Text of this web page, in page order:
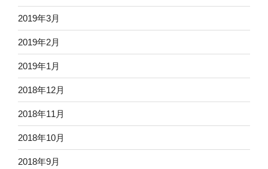
2019年3月
2019年2月
2019年1月
2018年12月
2018年11月
2018年10月
2018年9月